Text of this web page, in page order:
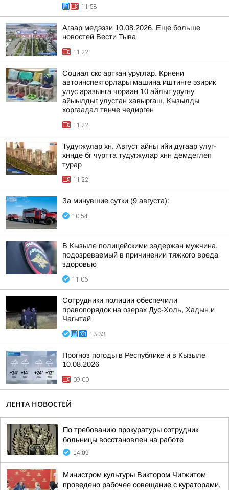
11:58
Агаар медээзи 10.08.2026. Еще больше
новостей Вести Тыва
11:22
Социал скс арткан уруглар. Крнени
автоинспекторлары машина иштинге эзирик
улус аразынга чораан 10 айлыг уругну
айыылдыг улустан хавыргаш, Кызылды
хоргаадал твнче чедирген
11:22
Тудугжулар хн. Август айны ийи дугаар улуг-
хннде бг чуртта тудугжулар хнн демдеглеп
турар
11:22
За минувшие сутки (9 августа):
10:54
В Кызыле полицейскими задержан мужчина,
подозреваемый в причинении тяжкого вреда
здоровью
11:06
Сотрудники полиции обеспечили
правопорядок на озерах Дус-Холь, Хадын и
Чагытай
13:33
Прогноз погоды в Республике и в Кызыле
10.08.2026
09:00
ЛЕНТА НОВОСТЕЙ
По требованию прокуратуры сотрудник
больницы восстановлен на работе
14:09
Министром культуры Виктором Чигжитом
проведено рабочее совещание с кураторами,